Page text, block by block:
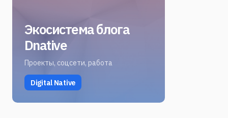
Экосистема блога
Dnative
Проекты, соцсети, работа
Digital Native